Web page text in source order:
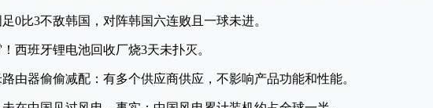
0比3不敌韩国，对阵韩国六连败且一球未进。
西班牙锂电池回收厂烧3天未扑灭。
由器偷偷减配：有多个供应商供应，不影响产品功能和性能。